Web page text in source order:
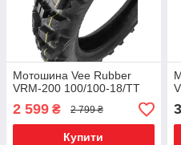
Мотошина Vee Rubber
VRM-200 100/100-18/TT
2 599 ₴ 2 799 ₴
Купити